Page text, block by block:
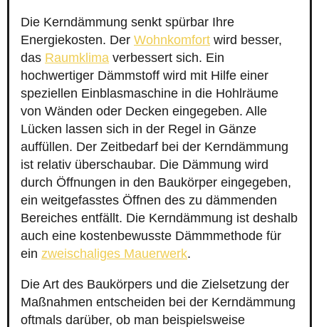
Die Kerndämmung senkt spürbar Ihre
Energiekosten. Der Wohnkomfort wird besser,
das Raumklima verbessert sich. Ein
hochwertiger Dämmstoff wird mit Hilfe einer
speziellen Einblasmaschine in die Hohlräume
von Wänden oder Decken eingegeben. Alle
Lücken lassen sich in der Regel in Gänze
auffüllen. Der Zeitbedarf bei der Kerndämmung
ist relativ überschaubar. Die Dämmung wird
durch Öffnungen in den Baukörper eingegeben,
ein weitgefasstes Öffnen des zu dämmenden
Bereiches entfällt. Die Kerndämmung ist deshalb
auch eine kostenbewusste Dämmmethode für
ein zweischaliges Mauerwerk.
Die Art des Baukörpers und die Zielsetzung der
Maßnahmen entscheiden bei der Kerndämmung
oftmals darüber, ob man beispielsweise